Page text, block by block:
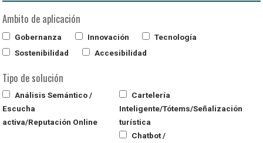
Ambito de aplicación
Gobernanza Innovación
Tecnología
Sostenibilidad
Accesibilidad
Tipo de solución
Análisis Semántico /
Escucha
activa/Reputación Online
Cartelería
Inteligente/Tótems/Señalización
turística
Chatbot /